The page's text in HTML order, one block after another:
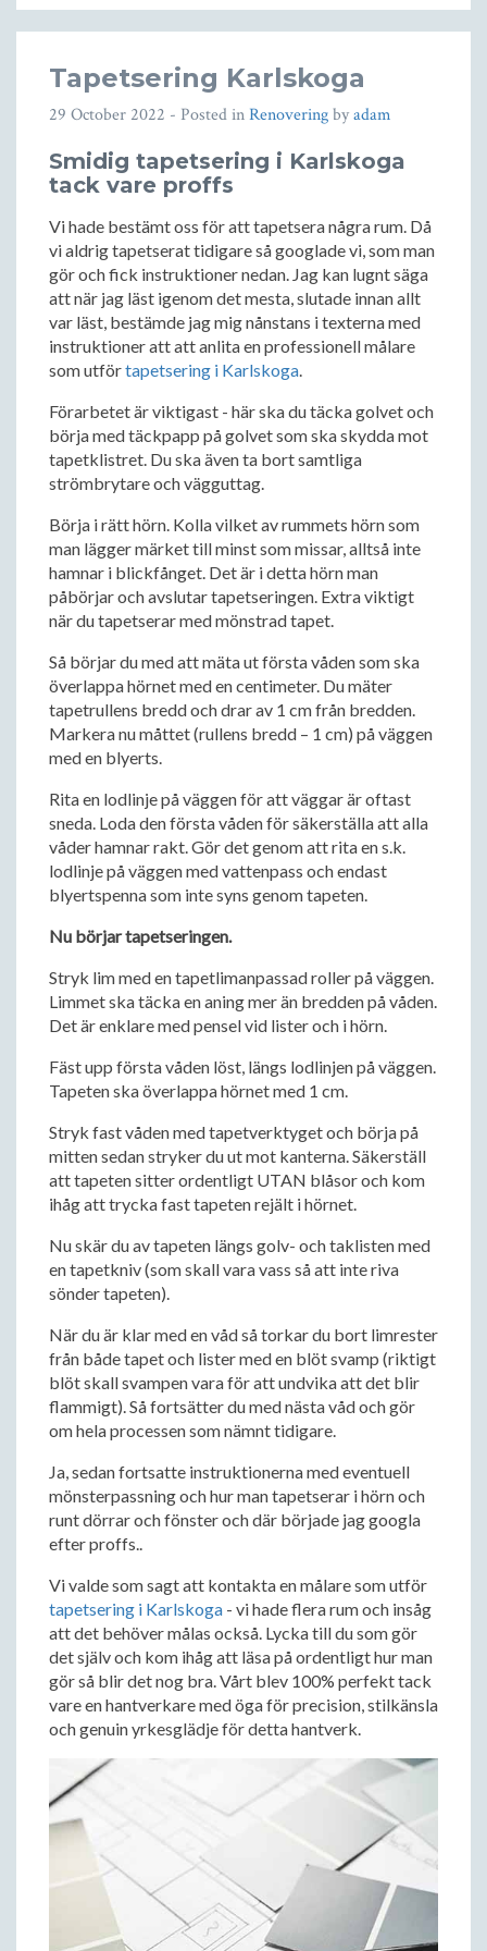
Tapetsering Karlskoga
29 October 2022 - Posted inRenoveringbyadam
Smidig tapetsering i Karlskoga
tack vare proffs
Vi hade bestämt oss för att tapetsera några rum. Då
vi aldrig tapetserat tidigare så googlade vi, som man
gör och fick instruktioner nedan. Jag kan lugnt säga
att när jag läst igenom det mesta, slutade innan allt
var läst, bestämde jag mig nånstans i texterna med
instruktioner att att anlita en professionell målare
som utförtapetsering i Karlskoga.
Förarbetet är viktigast - här ska du täcka golvet och
börja med täckpapp på golvet som ska skydda mot
tapetklistret. Du ska även ta bort samtliga
strömbrytare och vägguttag.
Börja i rätt hörn. Kolla vilket av rummets hörn som
man lägger märket till minst som missar, alltså inte
hamnar i blickfånget. Det är i detta hörn man
påbörjar och avslutar tapetseringen. Extra viktigt
när du tapetserar med mönstrad tapet.
Så börjar du med att mäta ut första våden som ska
överlappa hörnet med en centimeter. Du mäter
tapetrullens bredd och drar av 1 cm från bredden.
Markera nu måttet (rullens bredd – 1 cm) på väggen
med en blyerts.
Rita en lodlinje på väggen för att väggar är oftast
sneda. Loda den första våden för säkerställa att alla
våder hamnar rakt. Gör det genom att rita en s.k.
lodlinje på väggen med vattenpass och endast
blyertspenna som inte syns genom tapeten.
Nu börjar tapetseringen.
Stryk lim med en tapetlimanpassad roller på väggen.
Limmet ska täcka en aning mer än bredden på våden.
Det är enklare med pensel vid lister och i hörn.
Fäst upp första våden löst, längs lodlinjen på väggen.
Tapeten ska överlappa hörnet med 1 cm.
Stryk fast våden med tapetverktyget och börja på
mitten sedan stryker du ut mot kanterna. Säkerställ
att tapeten sitter ordentligt UTAN blåsor och kom
ihåg att trycka fast tapeten rejält i hörnet.
Nu skär du av tapeten längs golv- och taklisten med
en tapetkniv (som skall vara vass så att inte riva
sönder tapeten).
När du är klar med en våd så torkar du bort limrester
från både tapet och lister med en blöt svamp (riktigt
blöt skall svampen vara för att undvika att det blir
flammigt). Så fortsätter du med nästa våd och gör
om hela processen som nämnt tidigare.
Ja, sedan fortsatte instruktionerna med eventuell
mönsterpassning och hur man tapetserar i hörn och
runt dörrar och fönster och där började jag googla
efter proffs..
Vi valde som sagt att kontakta en målare som utför
tapetsering i Karlskoga - vi hade flera rum och insåg
att det behöver målas också. Lycka till du som gör
det själv och kom ihåg att läsa på ordentligt hur man
gör så blir det nog bra. Vårt blev 100% perfekt tack
vare en hantverkare med öga för precision, stilkänsla
och genuin yrkesglädje för detta hantverk.